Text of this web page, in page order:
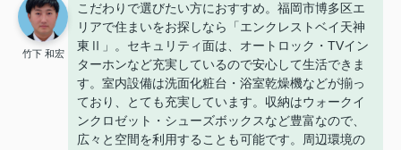
竹下 和宏
こだわりで選びたい方におすすめ。福岡市博多区エ
リアで住まいをお探しなら「エンクレストベイ天神
東Ⅱ」。セキュリティ面は、オートロック・TVイン
ターホンなど充実しているので安心して生活できま
す。室内設備は洗面化粧台・浴室乾燥機などが揃っ
ており、とても充実しています。収納はウォークイ
ンクロゼット・シューズボックスなど豊富なので、
広々と空間を利用することも可能です。周辺環境の